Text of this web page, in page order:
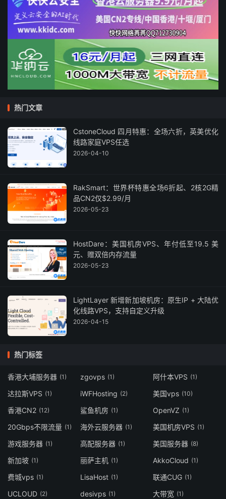
热门文章
CstoneCloud 四月特惠：全场六折，英美优化
线路家庭VPS任选
2026-04-10
RakSmart：世界杯特惠全场6折起、2核2G精
品CN2仅$2.99/月
2026-05-23
HostDare：美国机房VPS、年付低至19.5 美
元、赠双倍内存流量
2026-05-23
LightLayer 新增新加坡机房：原生IP + 大陆优
化线路VPS，支持自定义升级
2026-04-15
热门标签
香港大埔服务器 (1) zgovps (1) 阿什本VPS (1)
达拉斯VPS (1) iWFHosting (2) 美国vps (10)
香港CN2 (12) 鲨鱼机房 (1) OpenVZ (1)
20Gbps不限流量 (1) 海外云服务器 (1) 美国机房VPS (1)
游戏服务器 (1) 高配服务器 (1) 美国服务器 (8)
新加坡 (1) 丽萨主机 (1) AkkoCloud (1)
费城vps (1) LisaHost (1) 联通CUG (1)
UCLOUD (2) desivps (1) 大带宽 (1)